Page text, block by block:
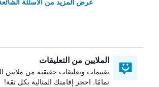
الملايين من التعليقات
تقييمات وتعليقات حقيقية من ملايين
تمامًا. احجز إقامتك المثالية بكل ثقة!